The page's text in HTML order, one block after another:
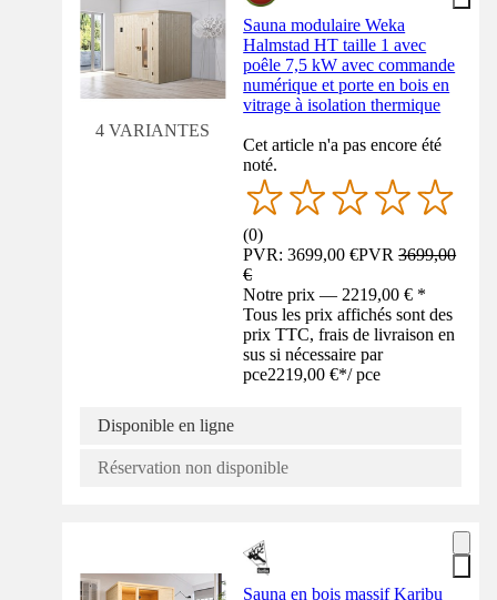
4 VARIANTES
Sauna modulaire Weka
Halmstad HT taille 1 avec
poêle 7,5 kW avec commande
numérique et porte en bois en
vitrage à isolation thermique
Cet article n'a pas encore été
noté.
(0)
PVR: 3699,00 €PVR3699,00
€
Notre prix — 2219,00 € *
Tous les prix affichés sont des
prix TTC, frais de livraison en
sus si nécessaire par
pce2219,00 €*/ pce
Disponible en ligne
Réservation non disponible
Sauna en bois massif Karibu